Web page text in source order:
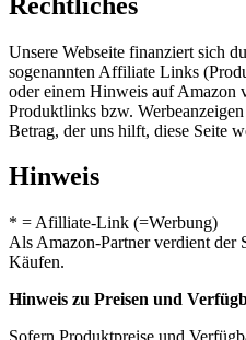
Unsere Webseite finanziert sich
sogenannten Affiliate Links
oder einem Hinweis auf
Produktlinks bzw.
Betrag, der uns hilft, diese Seite
Hinweis
* = Afilliate-Link (=Werbung)
Als Amazon-Partner verdient der
Käufen.
Hinweis zu Preisen und